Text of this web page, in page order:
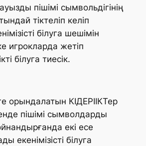
пішімі сымвольдігінің
тіктеліп келіп
білуга шешімін
игрокларда жетіп
білуга тиесік.
орындалатын КІДЕРІІКТер
пішімі сымволдарды
екі есе
екенімізісті білуга